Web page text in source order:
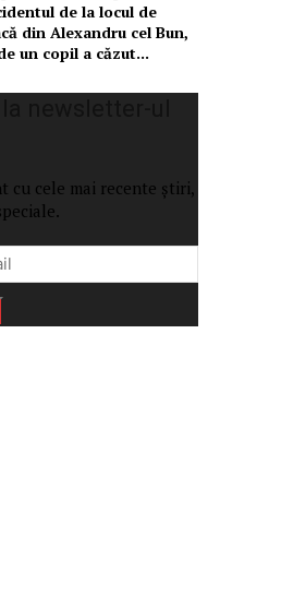
de la locul de
din Alexandru cel Bun,
un copil a căzut...
cu cele mai recente știri,